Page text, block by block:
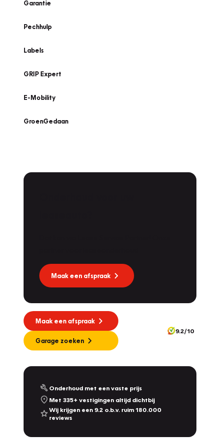
Garantie
Pechhulp
Labels
GRIP Expert
E-Mobility
GroenGedaan
Maak een afspraak
Maak een afspraak
Garage zoeken
9.2/10
Onderhoud met een vaste prijs
Met 335+ vestigingen altijd dichtbij
Wij krijgen een 9.2 o.b.v. ruim 180.000
reviews